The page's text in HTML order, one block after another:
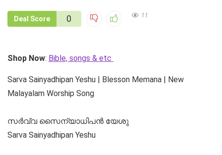
Deal Score 0 11
Shop Now: Bible, songs & etc
Sarva Sainyadhipan Yeshu | Blesson Memana | New
Malayalam Worship Song
സർവ്വ സൈന്യാധിപൻ യേശു
Sarva Sainyadhipan Yeshu